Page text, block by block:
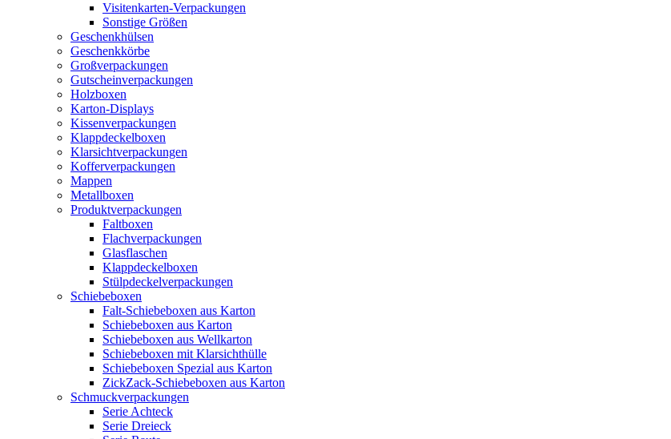
Visitenkarten-Verpackungen
Sonstige Größen
Geschenkhülsen
Geschenkkörbe
Großverpackungen
Gutscheinverpackungen
Holzboxen
Karton-Displays
Kissenverpackungen
Klappdeckelboxen
Klarsichtverpackungen
Kofferverpackungen
Mappen
Metallboxen
Produktverpackungen
Faltboxen
Flachverpackungen
Glasflaschen
Klappdeckelboxen
Stülpdeckelverpackungen
Schiebeboxen
Falt-Schiebeboxen aus Karton
Schiebeboxen aus Karton
Schiebeboxen aus Wellkarton
Schiebeboxen mit Klarsichthülle
Schiebeboxen Spezial aus Karton
ZickZack-Schiebeboxen aus Karton
Schmuckverpackungen
Serie Achteck
Serie Dreieck